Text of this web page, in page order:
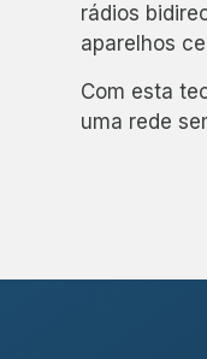
rádios
aparelhos
Com esta
uma rede